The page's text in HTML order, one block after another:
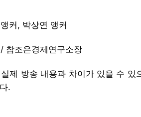
커, 박상연 앵커
참조은경제연구소장
제 방송 내용과 차이가 있을 수 있
.